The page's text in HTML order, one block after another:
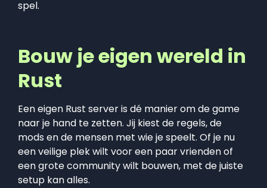
spel.
Bouw je eigen wereld in
Rust
Een eigen Rust server is dé manier om de game
naar je hand te zetten. Jij kiest de regels, de
mods en de mensen met wie je speelt. Of je nu
een veilige plek wilt voor een paar vrienden of
een grote community wilt bouwen, met de juiste
setup kan alles.